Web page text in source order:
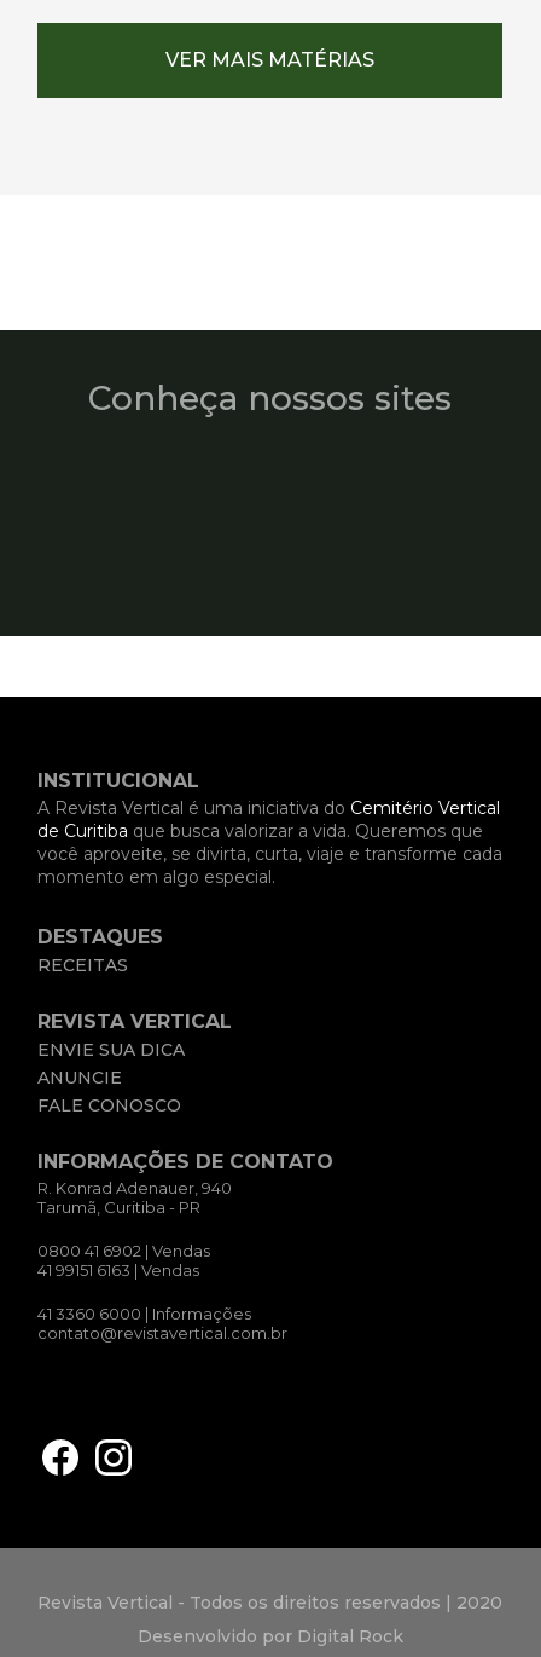
VER MAIS MATÉRIAS
Conheça nossos sites
INSTITUCIONAL
A Revista Vertical é uma iniciativa do Cemitério Vertical
de Curitiba que busca valorizar a vida. Queremos que
você aproveite, se divirta, curta, viaje e transforme cada
momento em algo especial.
DESTAQUES
RECEITAS
REVISTA VERTICAL
ENVIE SUA DICA
ANUNCIE
FALE CONOSCO
INFORMAÇÕES DE CONTATO
R. Konrad Adenauer, 940
Tarumã, Curitiba - PR
0800 41 6902 | Vendas
41 99151 6163 | Vendas
41 3360 6000 | Informações
contato@revistavertical.com.br
Revista Vertical - Todos os direitos reservados | 2020
Desenvolvido por Digital Rock